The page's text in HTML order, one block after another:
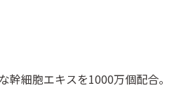
細胞エキスを1000万個配合。